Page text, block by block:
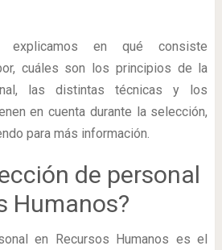
explicamos en qué consiste
cuáles son los principios de la
las distintas técnicas y los
en cuenta durante la selección,
para más información.
de personal
Humanos?
en Recursos Humanos es el